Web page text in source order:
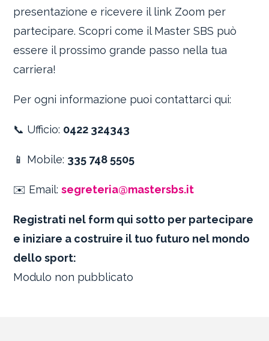
presentazione e ricevere il link Zoom per
partecipare. Scopri come il Master SBS può
essere il prossimo grande passo nella tua
carriera!
Per ogni informazione puoi contattarci qui:
📞 Ufficio: 0422 324343
📱 Mobile: 335 748 5505
✉️ Email:segreteria@mastersbs.it
Registrati nel form qui sotto per partecipare
e iniziare a costruire il tuo futuro nel mondo
dello sport:
Modulo non pubblicato